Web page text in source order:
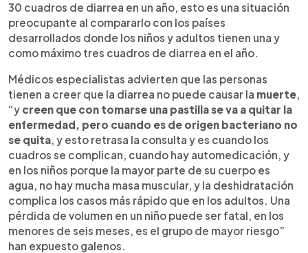
30 cuadros de diarrea en un año, esto es una situación
preocupante al compararlo con los países
desarrollados donde los niños y adultos tienen una y
como máximo tres cuadros de diarrea en el año.
Médicos especialistas advierten que las personas
tienen a creer que la diarrea no puede causar la muerte,
“y creen que con tomarse una pastilla se va a quitar la
enfermedad, pero cuando es de origen bacteriano no
se quita, y esto retrasa la consulta y es cuando los
cuadros se complican, cuando hay automedicación, y
en los niños porque la mayor parte de su cuerpo es
agua, no hay mucha masa muscular, y la deshidratación
complica los casos más rápido que en los adultos. Una
pérdida de volumen en un niño puede ser fatal, en los
menores de seis meses, es el grupo de mayor riesgo”
han expuesto galenos.